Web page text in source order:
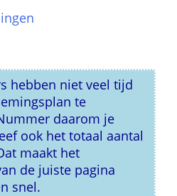
hebben niet veel tijd
te
daarom je
ook het totaal aantal
maakt het
de juiste pagina
snel.